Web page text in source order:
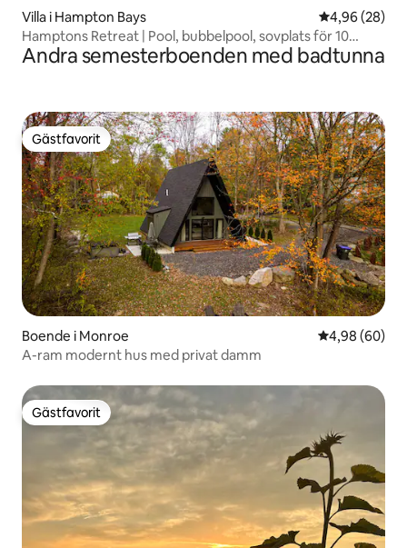
Villa i Hampton Bays 4,96 av 5 i
4,96 (28)
Hamptons Retreat | Pool, bubbelpool, sovplats för 10
personer
Andra semesterboenden med badtunna
Gästfavorit
Gästfavorit
Boende i Monroe 4,98 av 5 i
4,98 (60)
A-ram modernt hus med privat damm
Gästfavorit
Gästfavorit